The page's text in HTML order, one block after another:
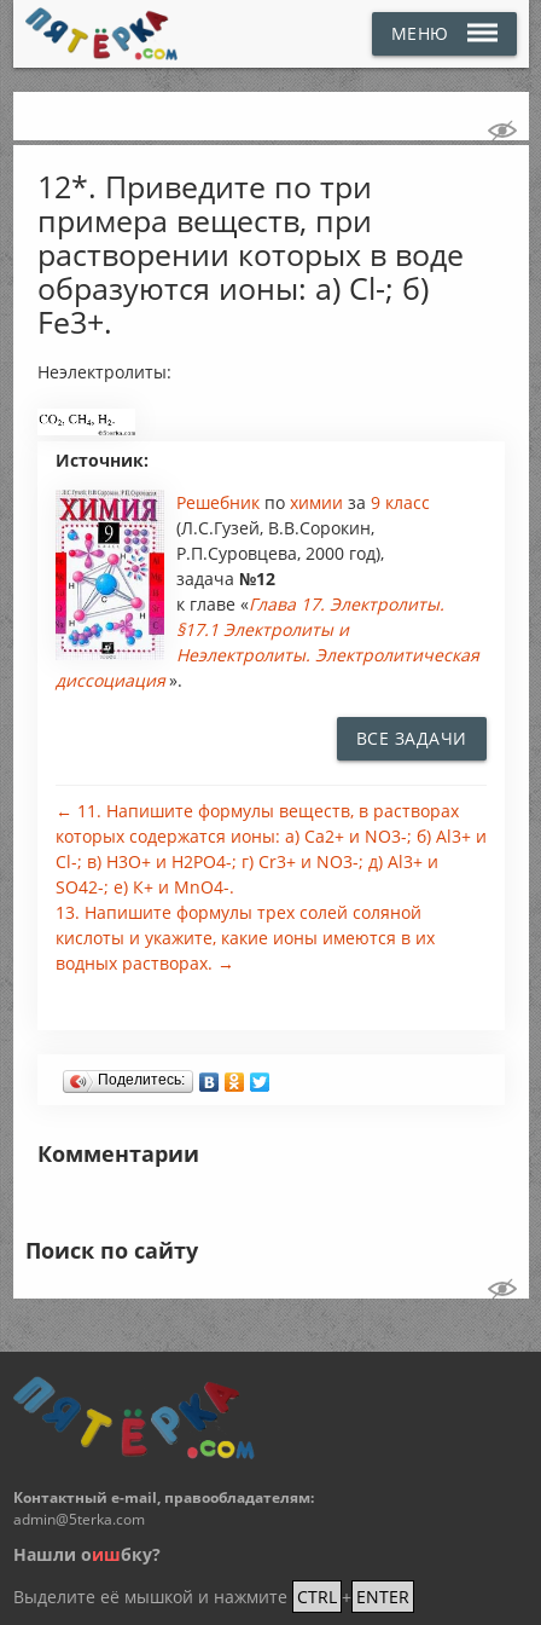
МЕНЮ
12*. Приведите по три
примера веществ, при
растворении которых в воде
образуются ионы: а) Cl-; б)
Fe3+.
Неэлектролиты:
Источник:
Решебник по химии за 9 класс
(Л.С.Гузей, В.В.Сорокин,
Р.П.Суровцева, 2000 год),
задача №12
к главе «Глава 17. Электролиты.
§17.1 Электролиты и
Неэлектролиты. Электролитическая
диссоциация».
ВСЕ ЗАДАЧИ
← 11. Напишите формулы веществ, в растворах
которых содержатся ионы: а) Са2+ и NO3-; б) Аl3+ и
Cl-; в) Н3O+ и Н2РО4-; г) Cr3+ и NO3-; д) Al3+ и
SO42-; е) К+ и МnО4-.
13. Напишите формулы трех солей соляной
кислоты и укажите, какие ионы имеются в их
водных растворах. →
Поделитесь:
Комментарии
Поиск по сайту
Контактный e-mail, правообладателям:
admin@5terka.com
Нашли оишбку?
Выделите её мышкой и нажмите CTRL + ENTER